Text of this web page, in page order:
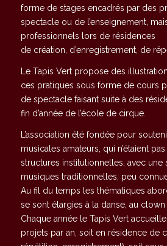
forme de stages encadrés par des
spectacle ou de l’enseignement,
professionnels lors de résidences
de création, d’enregistrement, de
Le Tapis Vert propose des
ces pratiques sous forme de cours
de spectacle faisant suite à des
fin d’année de l’école de cirque.
L’association été fondée pour
musicales amateurs, qui n’étaient
structures institutionnelles, avec une
musiques traditionnelles, peu
Au fil du temps les thématiques
se sont élargies à la danse, au clown
Chaque année le Tapis Vert
projets par an, soit en résidence de